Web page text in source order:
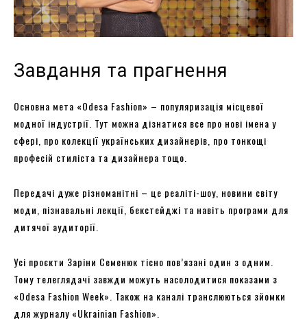
Завдання та прагнення
Основна мета «Odesa Fashion» – популяризація місцевої
модної індустрії. Тут можна дізнатися все про нові імена у
сфері, про колекції українських дизайнерів, про тонкощі
професій стиліста та дизайнера тощо.
Передачі дуже різноманітні – це реаліті-шоу, новини світу
моди, пізнавальні лекції, бекстейджі та навіть програми для
дитячої аудиторії.
Усі проєкти Заріни Семенюк тісно пов’язані один з одним.
Тому телеглядачі завжди можуть насолодитися показами з
«Odesa Fashion Week». Також на каналі транслюються зйомки
для журналу «Ukrainian Fashion».